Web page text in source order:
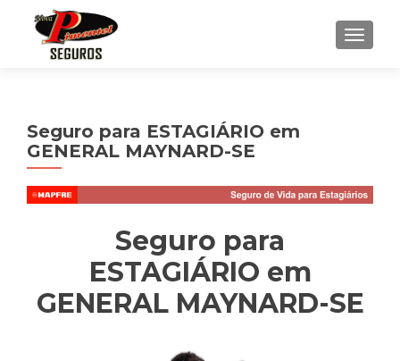
Seguro para ESTAGIÁRIO em
GENERAL MAYNARD-SE
Seguro para
ESTAGIÁRIO em
GENERAL MAYNARD-SE